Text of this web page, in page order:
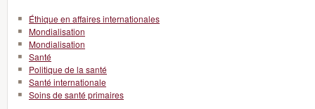
Éthique en affaires internationales
Mondialisation
Mondialisation
Santé
Politique de la santé
Santé internationale
Soins de santé primaires